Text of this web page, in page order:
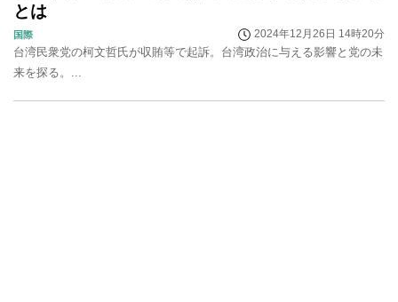
とは
国際 2024年12月26日 14時20分
台湾民衆党の柯文哲氏が収賄等で起訴。台湾政治に与える影響と党の未
来を探る。...